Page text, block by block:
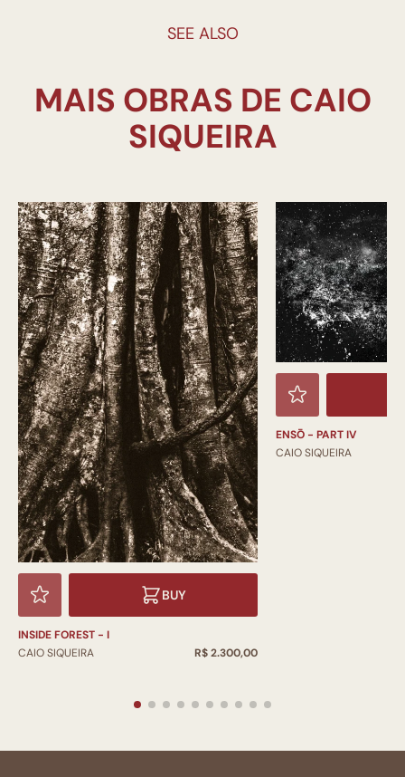
SEE ALSO
MAIS OBRAS DE CAIO
BUY
INSIDE FOREST - I
CAIO SIQUEIRA
R$ 2.300,00
ENSŌ - PART IV
CAIO SIQUEIRA